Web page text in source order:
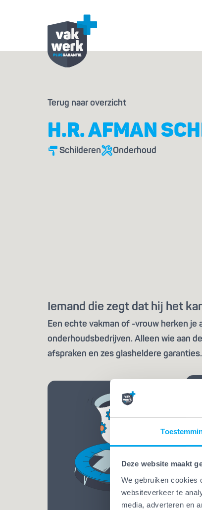
Deze website maakt
We gebruiken cookies
websiteverkeer te
media, adverteren en
Terug naar overzicht
H.R. AFMAN
Schilderen Onderhoud
Iemand die zegt dat hij het
Een echte vakman of -vrouw herken
onderhoudsbedrijven. Alleen wie aan
afspraken en zes glasheldere garanties.